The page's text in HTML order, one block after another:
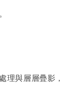
理與層層疊影，